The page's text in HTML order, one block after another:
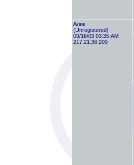
Алик
(Unregistered)
09/16/03 03:35 AM
217.21.36.209